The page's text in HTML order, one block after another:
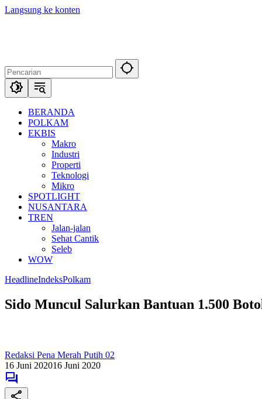
Langsung ke konten
BERANDA
POLKAM
EKBIS
Makro
Industri
Properti
Teknologi
Mikro
SPOTLIGHT
NUSANTARA
TREN
Jalan-jalan
Sehat Cantik
Seleb
WOW
HeadlineIndeksPolkam
Sido Muncul Salurkan Bantuan 1.500
Redaksi Pena Merah Putih 02
16 Juni 202016 Juni 2020